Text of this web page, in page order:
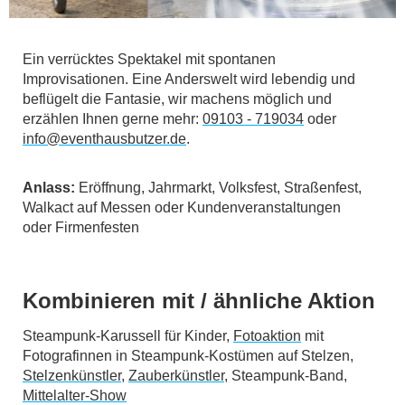
Ein verrücktes Spektakel mit spontanen
Improvisationen. Eine Anderswelt wird lebendig und
beflügelt die Fantasie, wir machens möglich und
erzählen Ihnen gerne mehr: 09103 - 719034 oder
info@eventhausbutzer.de.
Anlass: Eröffnung, Jahrmarkt, Volksfest, Straßenfest,
Walkact auf Messen oder Kundenveranstaltungen
oder Firmenfesten
Kombinieren mit / ähnliche Aktion
Steampunk-Karussell für Kinder, Fotoaktion mit
Fotografinnen in Steampunk-Kostümen auf Stelzen,
Stelzenkünstler, Zauberkünstler, Steampunk-Band,
Mittelalter-Show